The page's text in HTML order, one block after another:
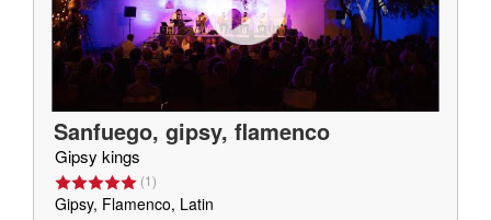
Sanfuego, gipsy, flamenco
Gipsy kings
(1)
Gipsy, Flamenco, Latin